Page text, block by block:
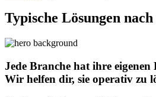
Typische Lösungen
Jede Branche hat ihre
Wir helfen dir, sie operativ zu